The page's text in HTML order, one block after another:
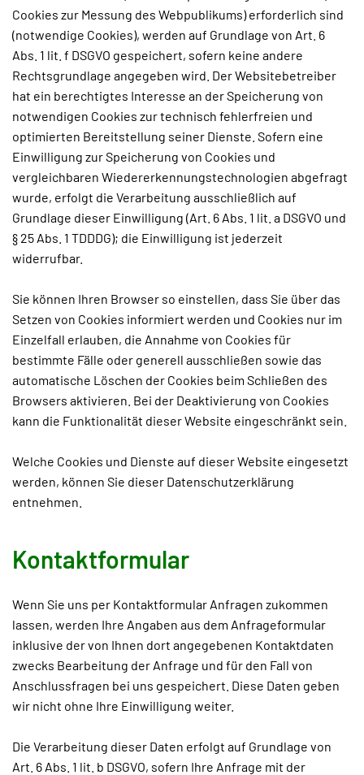
Cookies zur Messung des Webpublikums) erforderlich sind
(notwendige Cookies), werden auf Grundlage von Art. 6
Abs. 1 lit. f DSGVO gespeichert, sofern keine andere
Rechtsgrundlage angegeben wird. Der Websitebetreiber
hat ein berechtigtes Interesse an der Speicherung von
notwendigen Cookies zur technisch fehlerfreien und
optimierten Bereitstellung seiner Dienste. Sofern eine
Einwilligung zur Speicherung von Cookies und
vergleichbaren Wiedererkennungstechnologien abgefragt
wurde, erfolgt die Verarbeitung ausschließlich auf
Grundlage dieser Einwilligung (Art. 6 Abs. 1 lit. a DSGVO und
§ 25 Abs. 1 TDDDG); die Einwilligung ist jederzeit
widerrufbar.
Sie können Ihren Browser so einstellen, dass Sie über das
Setzen von Cookies informiert werden und Cookies nur im
Einzelfall erlauben, die Annahme von Cookies für
bestimmte Fälle oder generell ausschließen sowie das
automatische Löschen der Cookies beim Schließen des
Browsers aktivieren. Bei der Deaktivierung von Cookies
kann die Funktionalität dieser Website eingeschränkt sein.
Welche Cookies und Dienste auf dieser Website eingesetzt
werden, können Sie dieser Datenschutzerklärung
entnehmen.
Kontaktformular
Wenn Sie uns per Kontaktformular Anfragen zukommen
lassen, werden Ihre Angaben aus dem Anfrageformular
inklusive der von Ihnen dort angegebenen Kontaktdaten
zwecks Bearbeitung der Anfrage und für den Fall von
Anschlussfragen bei uns gespeichert. Diese Daten geben
wir nicht ohne Ihre Einwilligung weiter.
Die Verarbeitung dieser Daten erfolgt auf Grundlage von
Art. 6 Abs. 1 lit. b DSGVO, sofern Ihre Anfrage mit der